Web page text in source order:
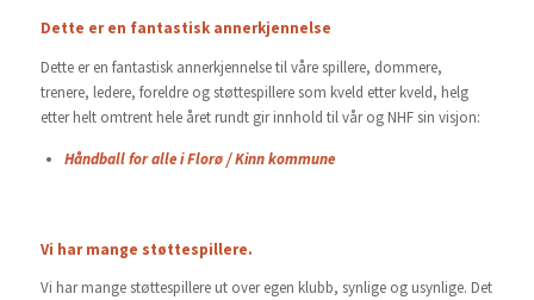
Dette er en fantastisk annerkjennelse
Dette er en fantastisk annerkjennelse til våre spillere, dommere,
trenere, ledere, foreldre og støttespillere som kveld etter kveld, helg
etter helt omtrent hele året rundt gir innhold til vår og NHF sin visjon:
Håndball for alle i Florø / Kinn kommune
Vi har mange støttespillere.
Vi har mange støttespillere ut over egen klubb, synlige og usynlige. Det